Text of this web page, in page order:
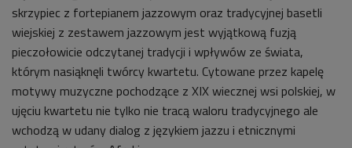
skrzypiec z fortepianem jazzowym oraz tradycyjnej basetli
wiejskiej z zestawem jazzowym jest wyjątkową fuzją
pieczołowicie odczytanej tradycji i wpływów ze świata,
którym nasiąknęli twórcy kwartetu. Cytowane przez kapelę
motywy muzyczne pochodzące z XIX wiecznej wsi polskiej, w
ujęciu kwartetu nie tylko nie tracą waloru tradycyjnego ale
wchodzą w udany dialog z językiem jazzu i etnicznymi